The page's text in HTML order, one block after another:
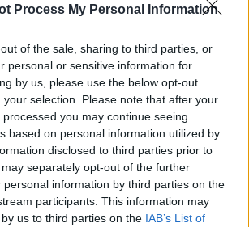
Process My Personal Information
of the sale, sharing to third parties, or
personal or sensitive information for
by us, please use the below opt-out
selection. Please note that after your
you may continue seeing
based on personal information utilized by
disclosed to third parties prior to
separately opt-out of the further
personal information by third parties on the
participants. This information may
us to third parties on the IAB’s List of
között van olyan, amely nem
nem is kulturális esemény,
bizonyítottan értékes kulturális
vagy ha jelen vannak,
képest jelentéktelen támogatást
meg a Magyar Fesztivál